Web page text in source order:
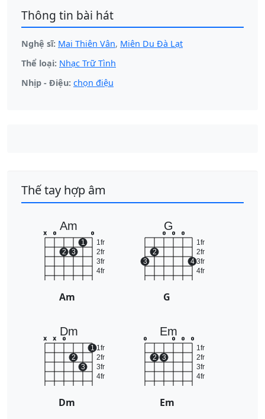
Thông tin bài hát
Nghệ sĩ: Mai Thiên Vân, Miên Du Đà Lạt
Thể loại: Nhạc Trữ Tình
Nhịp - Điệu: chọn điệu
Thế tay hợp âm
Am
1fr
2fr
3fr
4fr
x o
2 3
1
o
Am
G
1fr
2fr
3fr
4fr
3
2
o o o
4
G
Dm
1fr
2fr
3fr
4fr
x x o
2
3
1
Dm
Em
1fr
2fr
3fr
4fr
o
2 3
o o o
Em